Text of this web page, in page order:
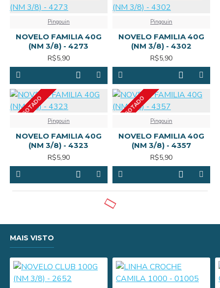
Pingouin
NOVELO FAMILIA 40G
(NM 3/8) - 4273
R$5,90
Pingouin
NOVELO FAMILIA 40G
(NM 3/8) - 4302
R$5,90
ESGOTADO Pingouin
NOVELO FAMILIA 40G
(NM 3/8) - 4323
R$5,90
ESGOTADO Pingouin
NOVELO FAMILIA 40G
(NM 3/8) - 4357
R$5,90
MAIS VISTO